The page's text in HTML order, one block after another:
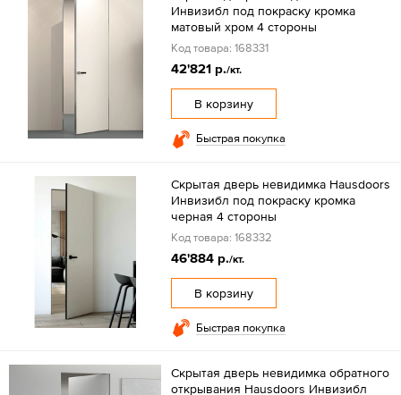
Инвизибл под покраску кромка
матовый хром 4 стороны
Код товара: 168331
42'821 р./кт.
В корзину
Быстрая покупка
Скрытая дверь невидимка Hausdoors
Инвизибл под покраску кромка
черная 4 стороны
Код товара: 168332
46'884 р./кт.
В корзину
Быстрая покупка
Скрытая дверь невидимка обратного
открывания Hausdoors Инвизибл